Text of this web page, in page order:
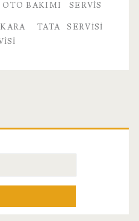
OTO BAKIMI SERVIS
TATA SERVISI